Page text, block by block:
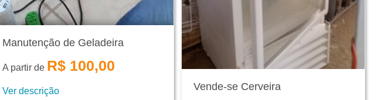
Manutenção de Geladeira
A partir de R$ 100,00
Ver descrição Vende-se Cerveira